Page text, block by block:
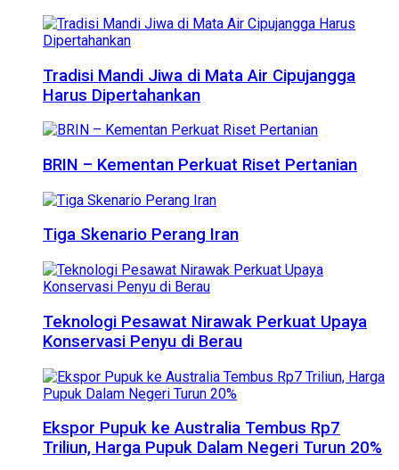
Tradisi Mandi Jiwa di Mata Air Cipujangga
Harus Dipertahankan
BRIN – Kementan Perkuat Riset Pertanian
Tiga Skenario Perang Iran
Teknologi Pesawat Nirawak Perkuat Upaya
Konservasi Penyu di Berau
Ekspor Pupuk ke Australia Tembus Rp7
Triliun, Harga Pupuk Dalam Negeri Turun 20%